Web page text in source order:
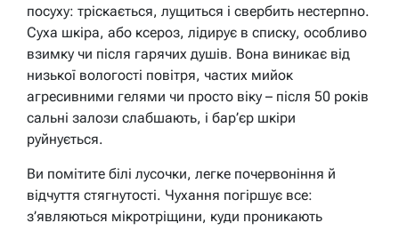
посуху: тріскається, лущиться і свербить нестерпно.
Суха шкіра, або ксероз, лідирує в списку, особливо
взимку чи після гарячих душів. Вона виникає від
низької вологості повітря, частих мийок
агресивними гелями чи просто віку – після 50 років
сальні залози слабшають, і бар’єр шкіри
руйнується.
Ви помітите білі лусочки, легке почервоніння й
відчуття стягнутості. Чухання погіршує все:
з’являються мікротріщини, куди проникають